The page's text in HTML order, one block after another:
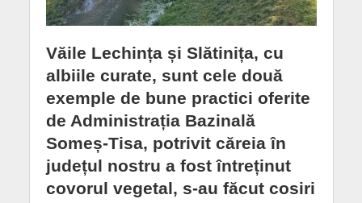
Văile Lechința și Slătinița, cu
albiile curate, sunt cele două
exemple de bune practici oferite
de Administrația Bazinală
Someș-Tisa, potrivit căreia în
județul nostru a fost întreținut
covorul vegetal, s-au făcut cosiri